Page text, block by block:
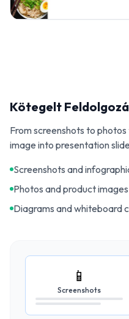
Kötegelt
From screenshots to
image into presentation
Screenshots and
Photos and product images
Diagrams and whiteboard
📱
Screenshots